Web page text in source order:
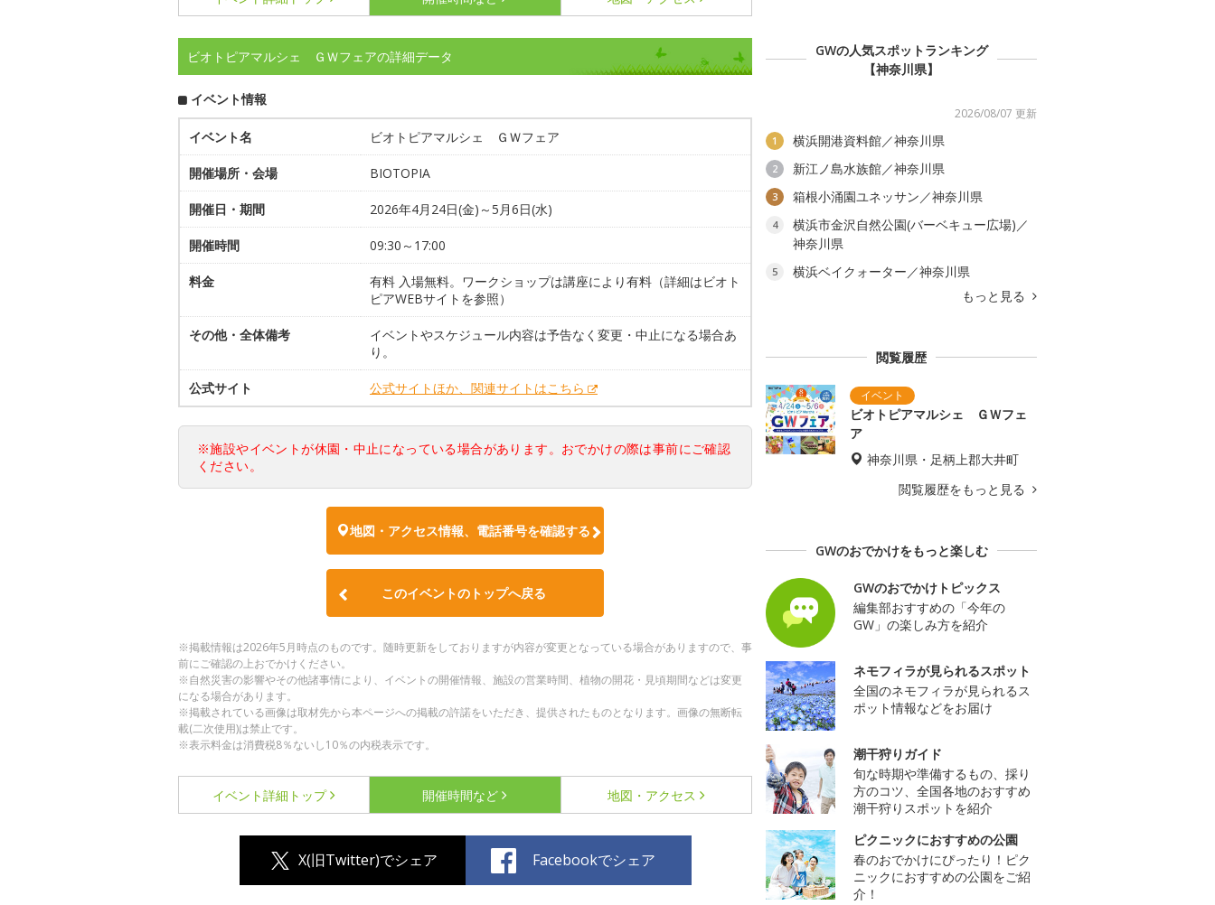
ビオトピアマルシェ ＧＷフェアの詳細データ
イベント情報
イベント名 ビオトピアマルシェ ＧＷフェア
開催場所・会場 BIOTOPIA
開催日・期間 2026年4月24日(金)～5月6日(水)
開催時間 09:30～17:00
料金
有料 入場無料。ワークショップは講座により有料（詳細はビオト
ピアWEBサイトを参照）
その他・全体備考
イベントやスケジュール内容は予告なく変更・中止になる場合あ
り。
公式サイト 公式サイトほか、関連サイトはこちら
※施設やイベントが休園・中止になっている場合があります。おでかけの際は事前にご確認
ください。
地図・アクセス情報、電話番号を確認する
このイベントのトップへ戻る
※掲載情報は2026年5月時点のものです。随時更新をしておりますが内容が変更となっている場合がありますので、事
前にご確認の上おでかけください。
※自然災害の影響やその他諸事情により、イベントの開催情報、施設の営業時間、植物の開花・見頃期間などは変更
になる場合があります。
※掲載されている画像は取材先から本ページへの掲載の許諾をいただき、提供されたものとなります。画像の無断転
載(二次使用)は禁止です。
※表示料金は消費税8％ないし10％の内税表示です。
イベント詳細 トップ 開催時間など 地図・アクセス
X(旧Twitter)でシェア Facebookでシェア
GWの人気スポットランキング
【神奈川県】
2026/08/07 更新
1 横浜開港資料館／神奈川県
2 新江ノ島水族館／神奈川県
3 箱根小涌園ユネッサン／神奈川県
4
横浜市金沢自然公園(バーベキュー広場)／
神奈川県
5
横浜ベイクォーター／神奈川県
もっと見る
閲覧履歴
ビオトピアマルシェ ＧＷフェ
ア
神奈川県・足柄上郡大井町
閲覧履歴をもっと見る
GWのおでかけをもっと楽しむ
GWのおでかけトピックス
編集部おすすめの「今年の
GW」の楽しみ方を紹介
ネモフィラが見られるスポット
全国のネモフィラが見られるス
ポット情報などをお届け
潮干狩りガイド
旬な時期や準備するもの、採り
方のコツ、全国各地のおすすめ
潮干狩りスポットを紹介
ピクニックにおすすめの公園
春のおでかけにぴったり！ピク
ニックにおすすめの公園をご紹
介！